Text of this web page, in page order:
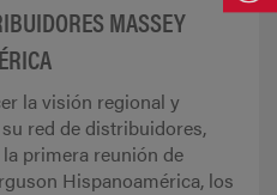
MASSEY
la visión regional y
red de distribuidores,
primera reunión de
Hispanoamérica, los